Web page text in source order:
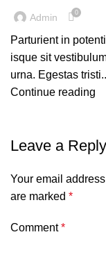
Admin 0
Parturient in
isque sit
urna. Egestas
Continue reading
Leave a Reply
Your email
are marked *
Comment*